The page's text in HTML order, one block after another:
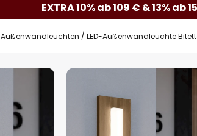
EXTRA 10% ab 109 € & 13% ab
Außenwandleuchten LED-Außenwandleuchte